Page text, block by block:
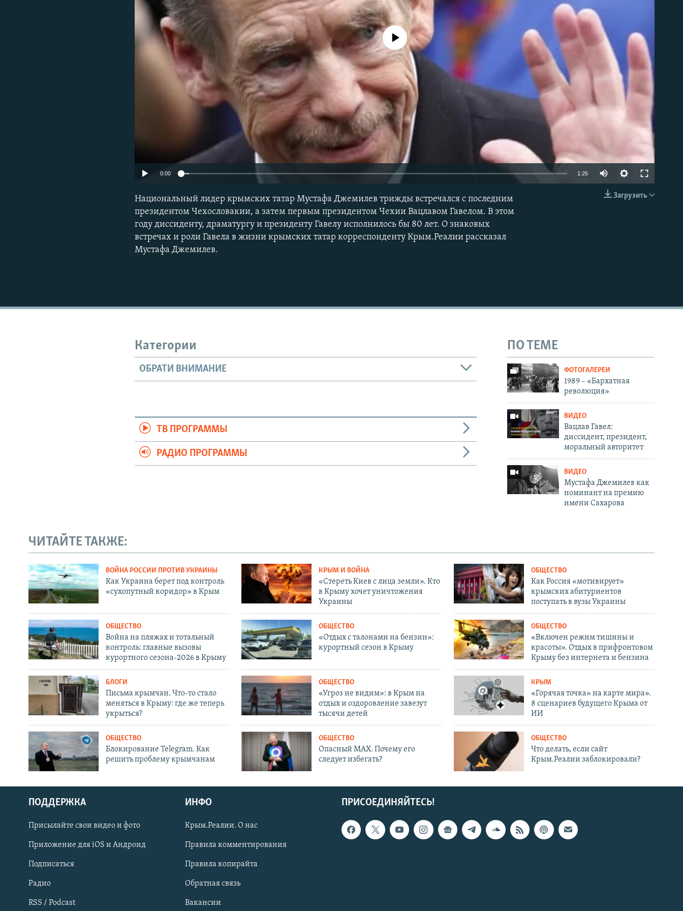
Українською
Qırımtatar
ПРИСОЕДИНЯЙТЕСЬ!
EMBED
No media source currently available
0:00 1:26
Загрузить
Национальный лидер крымских татар Мустафа Джемилев трижды встречался с последним
президентом Чехословакии, а затем первым президентом Чехии Вацлавом Гавелом. В этом
году диссиденту, драматургу и президенту Гавелу исполнилось бы 80 лет. О знаковых
встречах и роли Гавела в жизни крымских татар корреспонденту Крым.Реалии рассказал
Мустафа Джемилев.
ПО ТЕМЕ
ФОТОГАЛЕРЕИ
1989 – «Бархатная
революция»
ВИДЕО
Вацлав Гавел:
диссидент, президент,
моральный авторитет
ВИДЕО
Мустафа Джемилев как
номинант на премию
имени Сахарова
Категории
ОБРАТИ ВНИМАНИЕ
ТВ ПРОГРАММЫ
РАДИО ПРОГРАММЫ
ЧИТАЙТЕ ТАКЖЕ:
ВОЙНА РОССИИ ПРОТИВ УКРАИНЫ
Как Украина берет под контроль
«сухопутный коридор» в Крым
КРЫМ И ВОЙНА
«Стереть Киев с лица земли». Кто
в Крыму хочет уничтожения
Украины
ОБЩЕСТВО
Как Россия «мотивирует»
крымских абитуриентов
поступать в вузы Украины
ОБЩЕСТВО
Война на пляжах и тотальный
контроль: главные вызовы
курортного сезона-2026 в Крыму
ОБЩЕСТВО
«Отдых с талонами на бензин»:
курортный сезон в Крыму
ОБЩЕСТВО
«Включен режим тишины и
красоты». Отдых в прифронтовом
Крыму без интернета и бензина
БЛОГИ
Письма крымчан. Что-то стало
меняться в Крыму: где же теперь
укрыться?
ОБЩЕСТВО
«Угроз не видим»: в Крым на
отдых и оздоровление завезут
тысячи детей
КРЫМ
«Горячая точка» на карте мира».
8 сценариев будущего Крыма от
ИИ
ОБЩЕСТВО
Блокирование Telegram. Как
решить проблему крымчанам
ОБЩЕСТВО
Опасный MAX. Почему его
следует избегать?
ОБЩЕСТВО
Что делать, если сайт
Крым.Реалии заблокировали?
ПРИСОЕДИНЯЙТЕСЬ!
ПОДДЕРЖКА
Присылайте свои видео и фото
Приложение для iOS и Андроид
Подписаться
Радио
RSS / Podcast
ИНФО
Крым.Реалии. О нас
Правила комментирования
Правила копирайта
Обратная связь
Вакансии